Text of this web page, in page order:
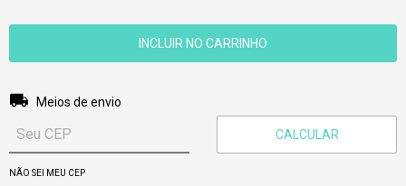
Entregas para o CEP:
Meios de envio
CALCULAR
NÃO SEI MEU CEP